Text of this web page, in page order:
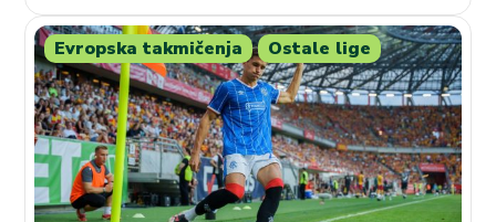
Evropska takmičenja Ostale lige